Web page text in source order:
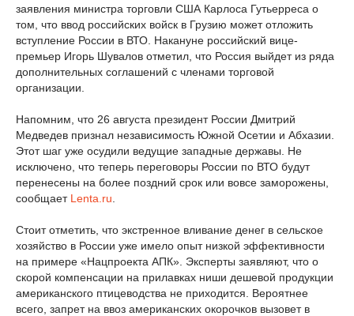
заявления министра торговли США Карлоса Гутьерреса о
том, что ввод российских войск в Грузию может отложить
вступление России в ВТО. Накануне российский вице-
премьер Игорь Шувалов отметил, что Россия выйдет из ряда
дополнительных соглашений с членами торговой
организации.
Напомним, что 26 августа президент России Дмитрий
Медведев признал независимость Южной Осетии и Абхазии.
Этот шаг уже осудили ведущие западные державы. Не
исключено, что теперь переговоры России по ВТО будут
перенесены на более поздний срок или вовсе заморожены,
сообщает Lenta.ru
Стоит отметить, что экстренное вливание денег в сельское
хозяйство в России уже имело опыт низкой эффективности
на примере «Нацпроекта АПК». Эксперты заявляют, что о
скорой компенсации на прилавках ниши дешевой продукции
американского птицеводства не приходится. Вероятнее
всего, запрет на ввоз американских окорочков вызовет в